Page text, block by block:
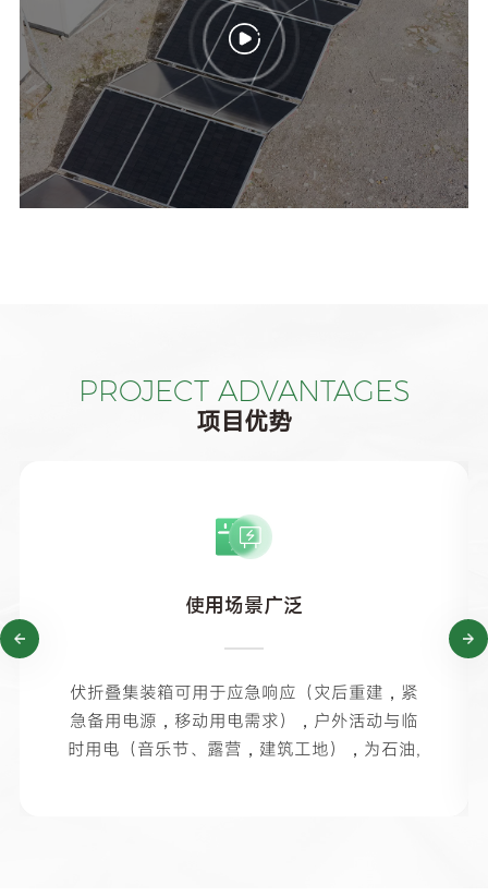
PROJECT ADVANTAGES
项目优势
使用场景广泛
伏折叠集装箱可用于应急响应（灾后重建，紧
急备用电源，移动用电需求），户外活动与临
时用电（音乐节、露营，建筑工地），为石油,